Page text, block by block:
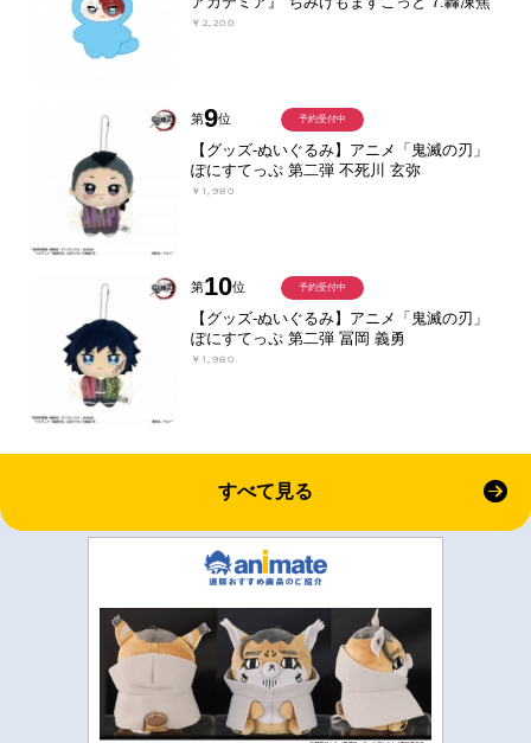
￥2,200
第9位
【グッズ-ぬいぐるみ】アニメ「鬼滅の刃」
ぽにすてっぷ 第二弾 不死川 玄弥
￥1,980
予約受付中
第10位
【グッズ-ぬいぐるみ】アニメ「鬼滅の刃」
ぽにすてっぷ 第二弾 冨岡 義勇
￥1,980
予約受付中
すべて見る